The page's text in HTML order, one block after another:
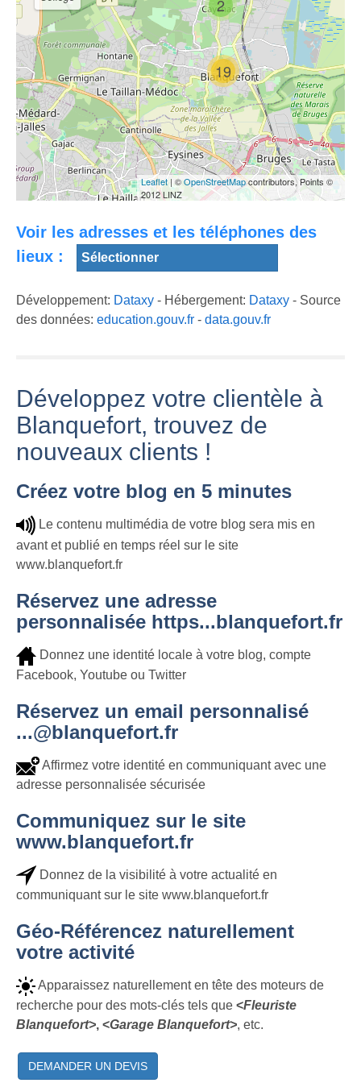
La conf de rédac
de Blanquefort
COMPÉTITION
BLANQUEFORT
RÉGIONAL ✌🏻
Chantier
archéologique
au château de
Blanquefort (33)
2
19
Leaflet| ©OpenStreetMapcontributors, Points ©
2012 LINZ
Voir les adresses et les téléphones des
lieux :
Développement: Dataxy - Hébergement: Dataxy - Source
des données: education.gouv.fr - data.gouv.fr
Développez votre clientèle à
Blanquefort, trouvez de
nouveaux clients !
Créez votre blog en 5 minutes
Le contenu multimédia de votre blog sera mis en
avant et publié en temps réel sur le site
www.blanquefort.fr
Réservez une adresse
personnalisée https...blanquefort.fr
Donnez une identité locale à votre blog, compte
Facebook, Youtube ou Twitter
Réservez un email personnalisé
...@blanquefort.fr
Affirmez votre identité en communiquant avec une
adresse personnalisée sécurisée
Communiquez sur le site
www.blanquefort.fr
Donnez de la visibilité à votre actualité en
communiquant sur le site www.blanquefort.fr
Géo-Référencez naturellement
votre activité
Apparaissez naturellement en tête des moteurs de
recherche pour des mots-clés tels que <Fleuriste
Blanquefort>, <Garage Blanquefort>, etc.
DEMANDER UN DEVIS